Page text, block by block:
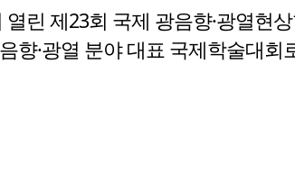
린 제23회 국제 광음향·광열현
향·광열 분야 대표 국제학술대회